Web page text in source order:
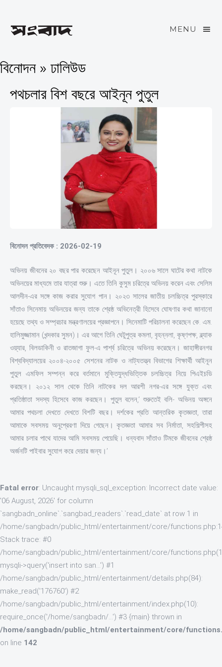
MENU
বিনোদন » ঢালিউড
পথচলার বিশ বছরে আইনূন পুতুল
বিনোদন প্রতিবেদক : 2026-02-19
অভিনয় জীবনের ২০ বছর পার করেছেন আইনূন পুতুল। ২০০৬ সালে ঘাটের কথা নাটকে
অভিনয়ের মাধ্যমে তার যাত্রা শুরু। এতে তিনি কুসুম চরিত্রে অভিনয় করেন এবং সেলিম
আলদীন-এর সঙ্গে কাজ করার সুযোগ পান। ২০২৩ সালের জাতীয় চলচ্চিত্র পুরস্কারে
সাঁতাও সিনেমায় অভিনয়ের জন্য তাকে শ্রেষ্ঠ অভিনেত্রী হিসেবে ঘোষণার কথা জানানো
হয়েছে তথ্য ও সম্প্রচার মন্ত্রণালয়ের প্রজ্ঞাপনে। সিনেমাটি পরিচালনা করেছেন কে. এম.
হালিমুজ্জামান (খন্দকার সুমন)। এর আগে তিনি ঘেটুপুত্র কমলা, বৃহন্নলা, কৃষ্ণপক্ষ, ব্ল্যাক
ওয়্যার, বিলডাকিনী ও রাতজাগা ফুল-এ পার্শ্ব চরিত্রে অভিনয় করেছেন। জাহাঙ্গীরনগর
বিশ্ববিদ্যালয়ের ২০০৪-২০০৫ সেশনের নাটক ও নাট্যতত্ত্ব বিভাগের শিক্ষার্থী আইনূন
পুতুল এমফিল সম্পন্ন করে বর্তমানে মুক্তিযুদ্ধভিত্তিক চলচ্চিত্র নিয়ে পিএইচডি
করছেন। ২০১২ সাল থেকে তিনি নাটকের দল আরশী নগর-এর সঙ্গে যুক্ত এবং
প্রতিষ্ঠাতা সদস্য হিসেবে কাজ করছেন। পুতুল বলেন,‘ শুরুতেই বলি- অভিনয় অঙ্গনে
আমার পথচলা দেখতে দেখতে বিশটি বছর। দর্শকের প্রতি আন্তরিক কৃতজ্ঞতা, তারা
আমাকে সবসময় অনুপ্রেরণা দিয়ে গেছেন। কৃতজ্ঞতা আমার সব নির্মাতা, সহশিল্পীসহ
আমার চলার পাথে যাদের আমি সবসময় পেয়েছি। ধন্যবাদ সাঁতাও টিমকে জীবনের শ্রেষ্ঠ
অর্জনটি পাইবার সুযোগ করে দেয়ার জন্য।’
Fatal error: Uncaught mysqli_sql_exception: Incorrect date value:
'06 August, 2026' for column
`sangbadn_online`.`sangbad_readers`.`read_date` at row 1 in
/home/sangbadn/public_html/entertainment/core/
Stack trace: #0
/home/sangbadn/public_html/entertainment/core/
mysqli->query('insert into san...') #1
/home/sangbadn/public_html/entertainment/details.php(84):
make_read('176760') #2
/home/sangbadn/public_html/entertainment/index.php(10):
require_once('/home/sangbadn/...') #3 {main} thrown in
/home/sangbadn/public_html/entertainment/core/
on line 142